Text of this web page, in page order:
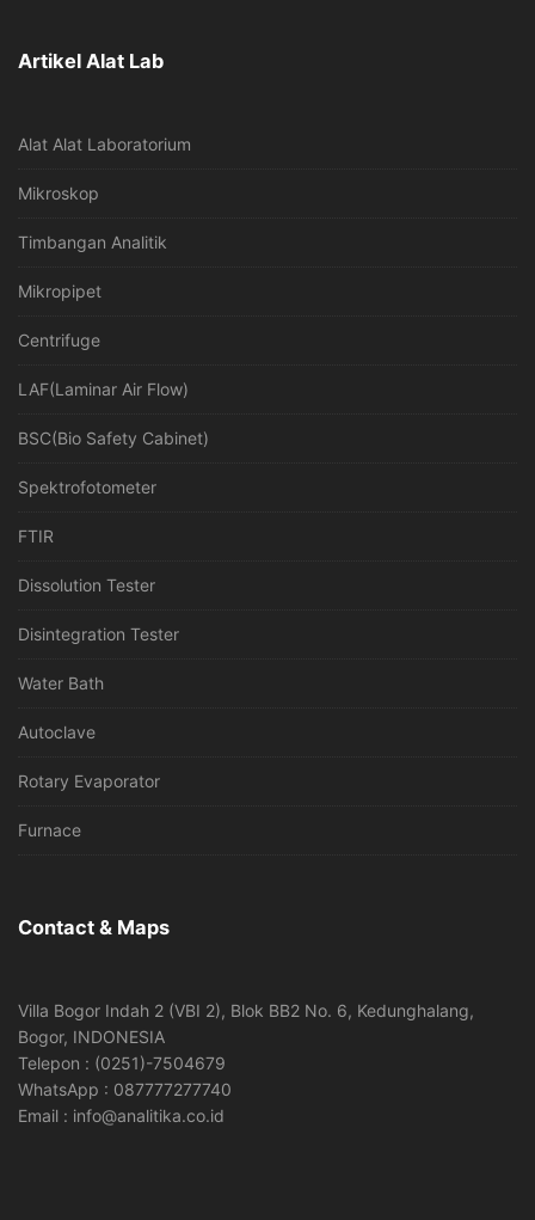
Artikel Alat Lab
Alat Alat Laboratorium
Mikroskop
Timbangan Analitik
Mikropipet
Centrifuge
LAF(Laminar Air Flow)
BSC(Bio Safety Cabinet)
Spektrofotometer
FTIR
Dissolution Tester
Disintegration Tester
Water Bath
Autoclave
Rotary Evaporator
Furnace
Contact & Maps
Villa Bogor Indah 2 (VBI 2), Blok BB2 No. 6, Kedunghalang,
Bogor, INDONESIA
Telepon : (0251)-7504679
WhatsApp : 087777277740
Email : info@analitika.co.id